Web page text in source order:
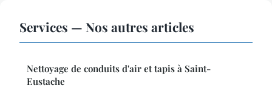
Services — Nos autres articles
Nettoyage de conduits d'air et tapis à Saint-
Eustache